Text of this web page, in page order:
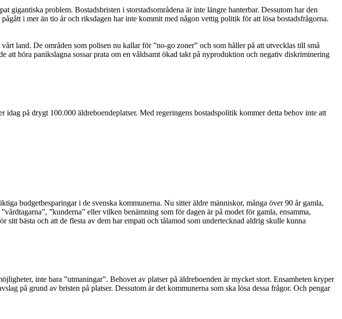
gigantiska problem. Bostadsbristen i storstadsområdena är inte längre hanterbar. Dessutom har den
i mer än tio år och riksdagen har inte kommit med någon vettig politik för att lösa bostadsfrågorna.
land. De områden som polisen nu kallar för ”no-go zoner” och som håller på att utvecklas till små
höra panikslagna sossar prata om en våldsamt ökad takt på nyproduktion och negativ diskriminering
på drygt 100.000 äldreboendeplatser. Med regeringens bostadspolitik kommer detta behov inte att
budgetbesparingar i de svenska kommunerna. Nu sitter äldre människor, många över 90 år gamla,
”kunderna” eller vilken benämning som för dagen är på modet för gamla, ensamma,
bästa och att de flesta av dem har empati och tålamod som undertecknad aldrig skulle kunna
inte bara ”utmaningar”. Behovet av platser på äldreboenden är mycket stort. Ensamheten kryper
på grund av bristen på platser. Dessutom är det kommunerna som ska lösa dessa frågor. Och pengar